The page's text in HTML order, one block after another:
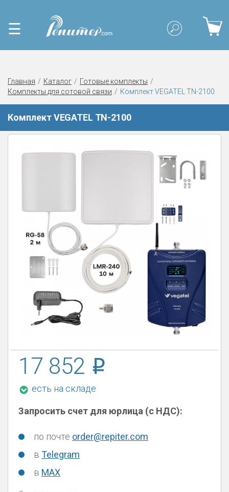
☰
Главная Каталог
Готовые комплекты
Комплекты для сотовой связи
Комплект VEGATEL TN-2100
Комплект VEGATEL TN-2100
17 852
есть на складе
Запросить счет для юрлица (с НДС):
по почте order@repiter.com
в Telegram
в MAX